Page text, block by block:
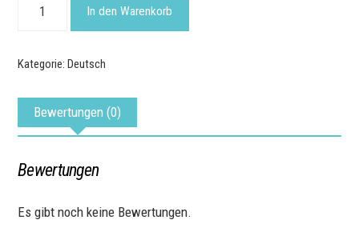
Menge
In den Warenkorb
Kategorie:Deutsch
Bewertungen (0)
Bewertungen
Es gibt noch keine Bewertungen.